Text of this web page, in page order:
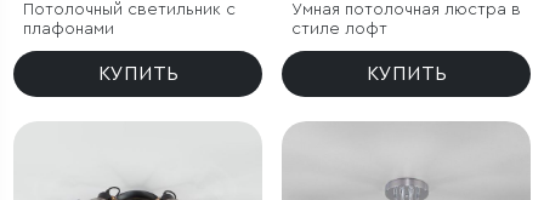
Потолочный светильник с
плафонами
КУПИТЬ
Умная потолочная люстра в
стиле лофт
КУПИТЬ